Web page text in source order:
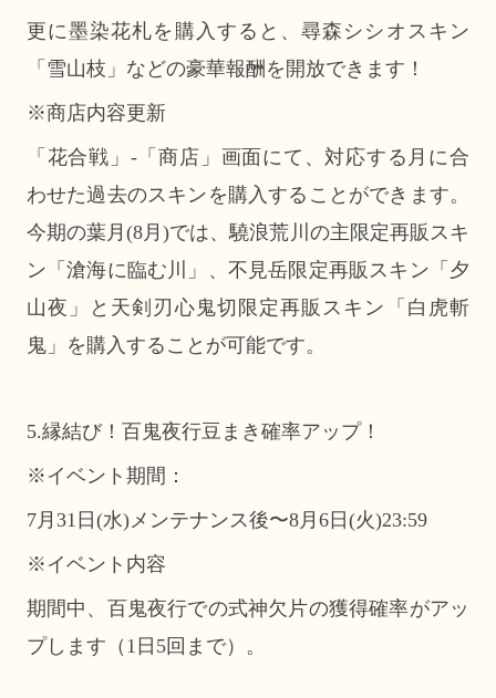
更に墨染花札を購入すると、尋森シシオスキン
「雪山枝」などの豪華報酬を開放できます！
※商店内容更新
「花合戦」-「商店」画面にて、対応する月に合
わせた過去のスキンを購入することができます。
今期の葉月(8月)では、驍浪荒川の主限定再販スキ
ン「滄海に臨む川」、不見岳限定再販スキン「夕
山夜」と天剣刃心鬼切限定再販スキン「白虎斬
鬼」を購入することが可能です。
5.縁結び！百鬼夜行豆まき確率アップ！
※イベント期間：
7月31日(水)メンテナンス後〜8月6日(火)23:59
※イベント内容
期間中、百鬼夜行での式神欠片の獲得確率がアッ
プします（1日5回まで）。